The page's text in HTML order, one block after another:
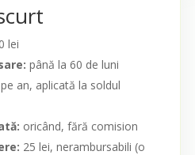
lei
până la 60 de luni
an, aplicată la soldul
oricând, fără comision
25 lei, nerambursabili (o